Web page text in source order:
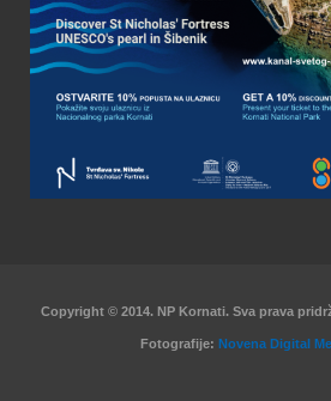
Copyright © 2014. NP Kornati. Sva prava
Fotografije: Novena Digital